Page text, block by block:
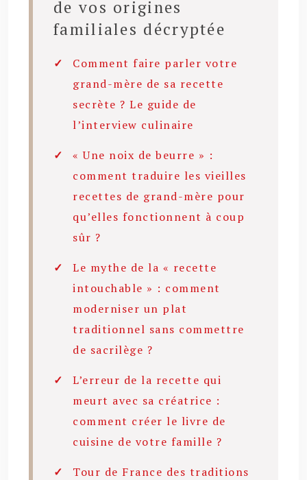
de vos origines
familiales décryptée
Comment faire parler votre
grand-mère de sa recette
secrète ? Le guide de
l’interview culinaire
« Une noix de beurre » :
comment traduire les vieilles
recettes de grand-mère pour
qu’elles fonctionnent à coup
sûr ?
Le mythe de la « recette
intouchable » : comment
moderniser un plat
traditionnel sans commettre
de sacrilège ?
L’erreur de la recette qui
meurt avec sa créatrice :
comment créer le livre de
cuisine de votre famille ?
Tour de France des traditions